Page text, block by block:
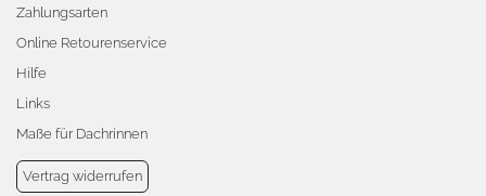
Zahlungsarten
Online Retourenservice
Hilfe
Links
Maße für Dachrinnen
Vertrag widerrufen